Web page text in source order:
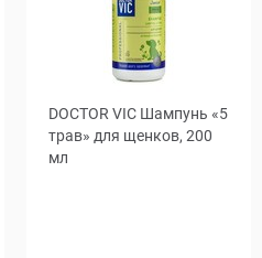
DOCTOR VIC Шампунь «5
трав» для щенков, 200
мл